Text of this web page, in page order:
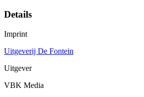
Details
Imprint
Uitgeverij De Fontein
Uitgever
VBK Media